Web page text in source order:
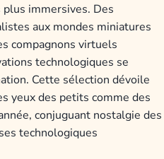
immersives. Des
aux mondes miniatures
compagnons virtuels
technologiques se
Cette sélection dévoile
yeux des petits comme des
conjuguant nostalgie des
technologiques